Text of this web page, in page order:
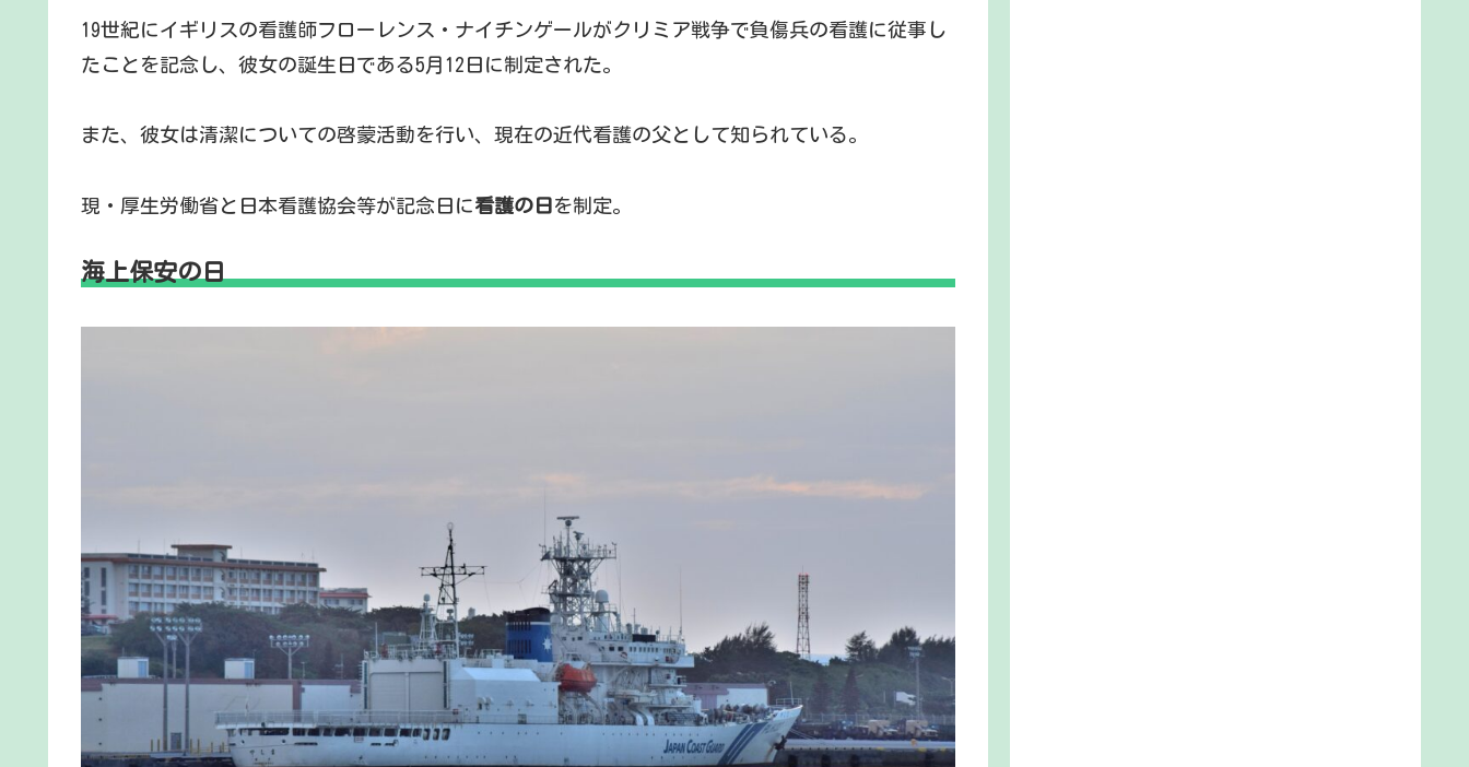
19世紀にイギリスの看護師フローレンス・ナイチンゲールがクリミア戦争で負傷兵の看護に従事し
たことを記念し、彼女の誕生日である5月12日に制定された。
また、彼女は清潔についての啓蒙活動を行い、現在の近代看護の父として知られている。
現・厚生労働省と日本看護協会等が記念日に看護の日を制定。
海上保安の日